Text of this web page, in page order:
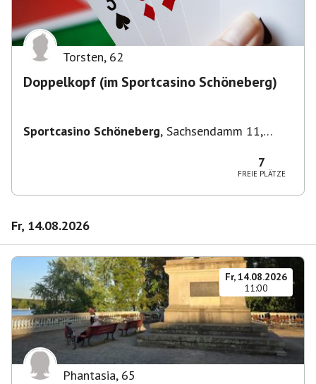
Torsten, 62
Doppelkopf (im Sportcasino Schöneberg)
Sportcasino Schöneberg, Sachsendamm 11,
7
FREIE PLÄTZE
Fr, 14.08.2026
Fr, 14.08.2026
11:00
Phantasia, 65